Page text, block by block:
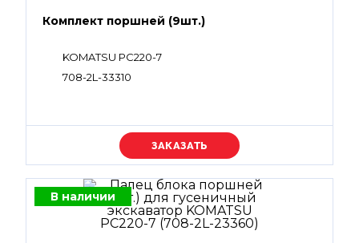
Комплект поршней (9шт.)
KOMATSU PC220-7
708-2L-33310
Уточняйте цену
В наличии